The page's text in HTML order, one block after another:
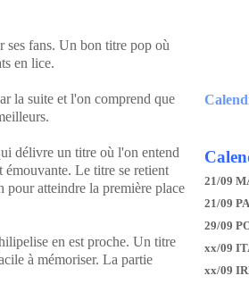
ses fans. Un bon titre pop où
en lice.
la suite et l'on comprend que
délivre un titre où l'on entend
émouvante. Le titre se retient
pour atteindre la première place
en est proche. Un titre
à mémoriser. La partie
21/09
21/09
29/09
xx/09
xx/09